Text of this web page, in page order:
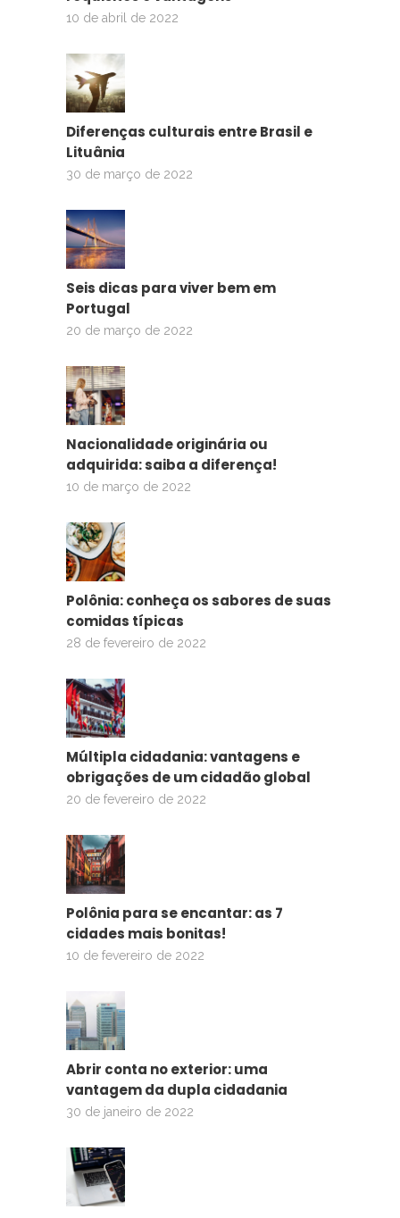
10 de abril de 2022
Diferenças culturais entre Brasil e
Lituânia
30 de março de 2022
Seis dicas para viver bem em
Portugal
20 de março de 2022
Nacionalidade originária ou
adquirida: saiba a diferença!
10 de março de 2022
Polônia: conheça os sabores de suas
comidas típicas
28 de fevereiro de 2022
Múltipla cidadania: vantagens e
obrigações de um cidadão global
20 de fevereiro de 2022
Polônia para se encantar: as 7
cidades mais bonitas!
10 de fevereiro de 2022
Abrir conta no exterior: uma
vantagem da dupla cidadania
30 de janeiro de 2022